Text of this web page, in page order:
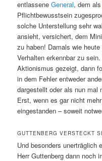
entlasseneGeneral, dem
Pflichtbewusstsein
solche Unterstellung sehr
ansieht, versichert, dem
zu haben! Damals wie
Verhalten erkennbar zu
Aktionismus gezeigt, dann
in dem Fehler entweder
dargestellt oder als nun mal
Erst, wenn es gar nicht
eingestanden – soweit
GUTTENBERG VERSTECKT
Und besonders unerträglich
Herr Guttenberg dann noch